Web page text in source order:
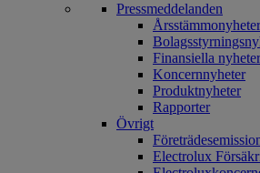
Pressmeddelanden
Årsstämmonyheter
Finansiella nyheter
Koncernnyheter
Produktnyheter
Rapporter
Övrigt
Electrolux